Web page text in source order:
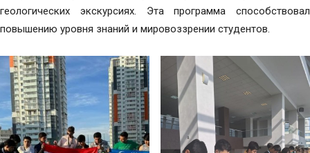
геологических экскурсиях. Эта программа способствовал
повышению уровня знаний и мировоззрении студентов.